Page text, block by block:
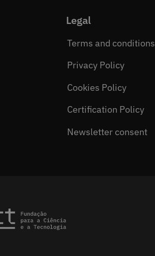
Legal
Terms and conditions
Privacy Policy
Cookies Policy
Certification Policy
Newsletter consent